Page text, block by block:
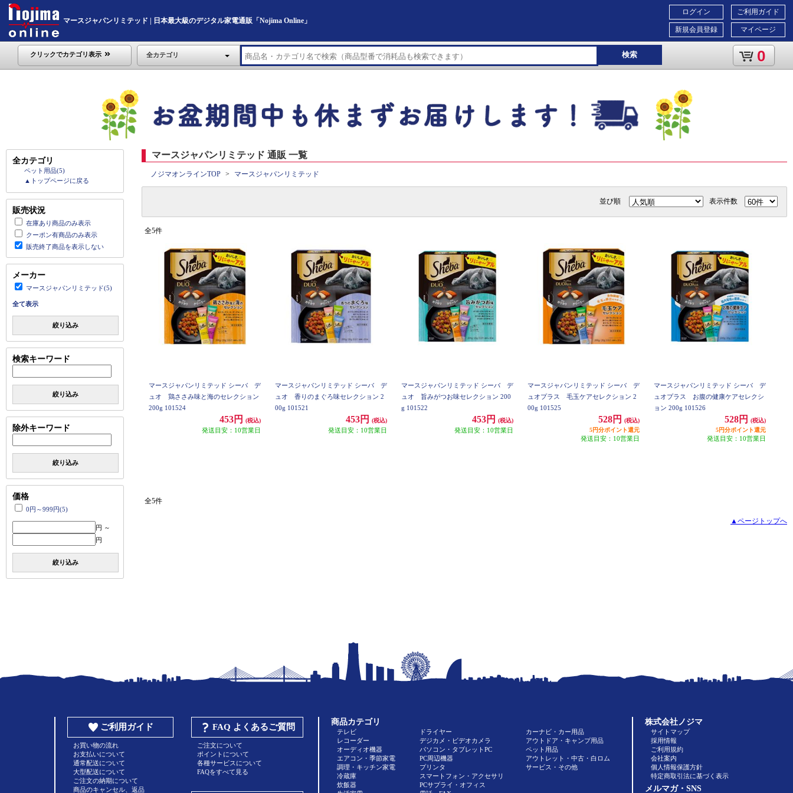
マースジャパンリミテッド | 日本最大級のデジタル家電通販「Nojima Online」
ご利用ガイド
マイページ
ログイン
新規会員登録
クリックでカテゴリ表示 全カテゴリ 検索 0
全カテゴリ
ペット用品(5)
▲トップページに戻る
販売状況
在庫あり商品のみ表示
クーポン有商品のみ表示
販売終了商品を表示しない
メーカー
マースジャパンリミテッド(5)
全て表示
絞り込み
検索キーワード
絞り込み
除外キーワード
絞り込み
価格
0円～999円(5)
円 ～
円
絞り込み
マースジャパンリミテッド 通販 一覧
ノジマオンラインTOP マースジャパンリミテッド
並び順 表示件数
全5件
マースジャパンリミテッド シーバ デ
ュオ 鶏ささみ味と海のセレクション
200g 101524
453円 (税込)
発送目安：10営業日
マースジャパンリミテッド シーバ デ
ュオ 香りのまぐろ味セレクション 2
00g 101521
453円 (税込)
発送目安：10営業日
マースジャパンリミテッド シーバ デ
ュオ 旨みがつお味セレクション 200
g 101522
453円 (税込)
発送目安：10営業日
マースジャパンリミテッド シーバ デ
ュオプラス 毛玉ケアセレクション 2
00g 101525
528円
(税込)
5円分ポイント還元
発送目安：10営業日
マースジャパンリミテッド シーバ デ
ュオプラス お腹の健康ケアセレクシ
ョン 200g 101526
528円
(税込)
5円分ポイント還元
発送目安：10営業日
全5件
▲ページトップへ
ご利用ガイド
お買い物の流れ
お支払いについて
通常配送について
大型配送について
ご注文の納期について
商品のキャンセル、返品
FAQ よくあるご質問
ご注文について
ポイントについて
各種サービスについて
FAQをすべて見る
商品カテゴリ
テレビ
レコーダー
オーディオ機器
エアコン・季節家電
調理・キッチン家電
冷蔵庫
炊飯器
ドライヤー
デジカメ・ビデオカメラ
パソコン・タブレットPC
PC周辺機器
プリンタ
スマートフォン・アクセサリ
PCサプライ・オフィス
カーナビ・カー用品
アウトドア・キャンプ用品
ペット用品
アウトレット・中古・白ロム
サービス・その他
株式会社ノジマ
サイトマップ
採用情報
ご利用規約
会社案内
個人情報保護方針
特定商取引法に基づく表示
メルマガ・SNS